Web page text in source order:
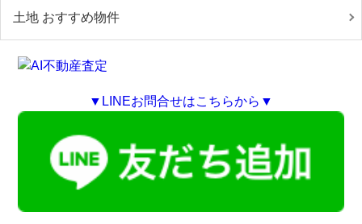
土地 おすすめ物件
▼LINEお問合せはこちらから▼